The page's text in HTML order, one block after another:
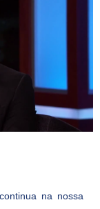
na nossa